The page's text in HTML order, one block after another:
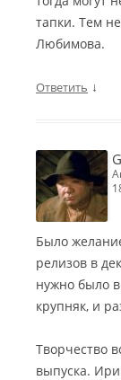
тапки. Тем
Любимова.
Ответить ↓
Было
релизов в
нужно было
крупняк, и
Творчество
выпуска.